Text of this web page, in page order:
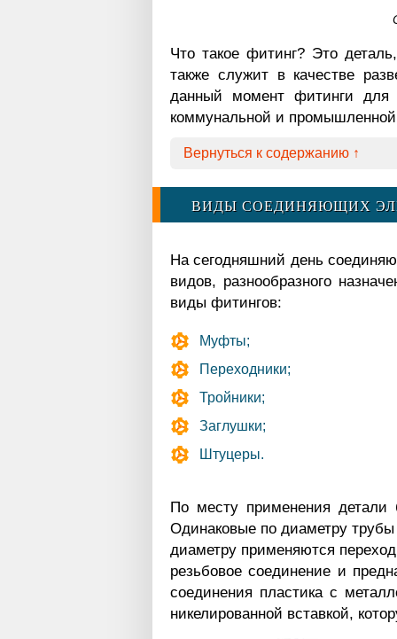
Что такое фитинг? Это
также служит в качестве
данный момент фитинги
коммунальной и
Вернуться к содержанию ↑
ВИДЫ СОЕДИНЯЮЩИХ
На сегодняшний день
видов, разнообразного
виды фитингов:
Муфты;
Переходники;
Тройники;
Заглушки;
Штуцеры.
По месту применения детали
Одинаковые по диаметру
диаметру применяются
резьбовое соединение и
соединения пластика с
никелированной вставкой,